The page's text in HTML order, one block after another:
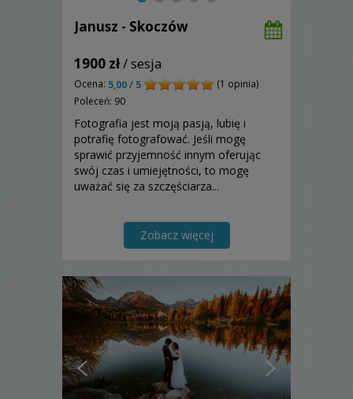
Janusz - Skoczów
1900 zł/ sesja
Ocena: 5,00 / 5
(1 opinia)
Poleceń: 90
Fotografia jest moją pasją, lubię i
potrafię fotografować. Jeśli mogę
sprawić przyjemność innym oferując
swój czas i umiejętności, to mogę
uważać się za szczęściarza...
Zobacz więcej